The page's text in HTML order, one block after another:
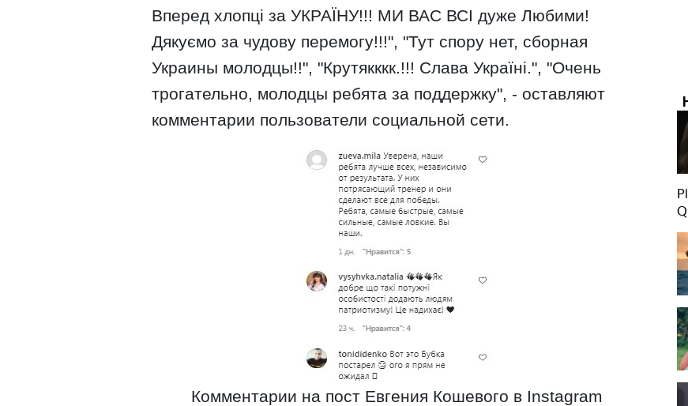
Вперед хлопці за УКРАЇНУ!!! МИ ВАС ВСІ дуже Любими!
Дякуємо за чудову перемогу!!!", "Тут спору нет, сборная
Украины молодцы!!", "Крутякккк.!!! Слава Україні.", "Очень
трогательно, молодцы ребята за поддержку", - оставляют
комментарии пользователи социальной сети.
Комментарии на пост Евгения Кошевого в Instagram